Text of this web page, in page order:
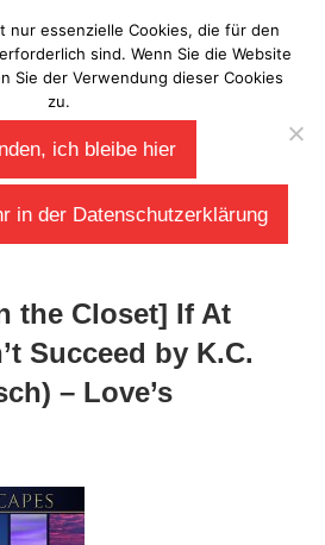
Laberladen
the Closet] If At
Succeed by K.C.
– Love’s
nur essenzielle Cookies, die für den
sind. Wenn Sie die Website
Sie der Verwendung dieser Cookies
zu.
ich bleibe hier
in der Datenschutzerklärung